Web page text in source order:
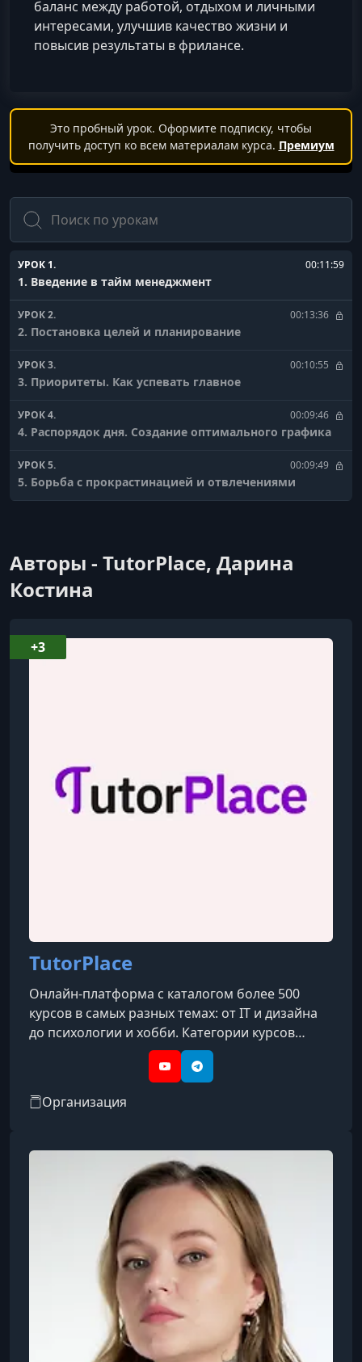
баланс между работой, отдыхом и личными
интересами, улучшив качество жизни и
повысив результаты в фрилансе.
Это пробный урок. Оформите подписку, чтобы
получить доступ ко всем материалам курса. Премиум
Поиск
УРОК 1. 00:11:59
1. Введение в тайм менеджмент
УРОК 2. 00:13:36
2. Постановка целей и планирование
УРОК 3. 00:10:55
3. Приоритеты. Как успевать главное
УРОК 4. 00:09:46
4. Распорядок дня. Создание оптимального графика
УРОК 5. 00:09:49
5. Борьба с прокрастинацией и отвлечениями
УРОК 7. 00:09:34
7. Поддержание баланса. Работа, отдых и здоровье
Авторы - TutorPlace, Дарина
Костина
TutorPlace
Онлайн-платформа с каталогом более 500
курсов в самых разных темах: от IT и дизайна
до психологии и хобби. Категории курсов
охватывают такие направления, как IT, бизнес,
дизайн, психология, творчество, блогинг, уход
YouTubeTelegram
Организация
+3